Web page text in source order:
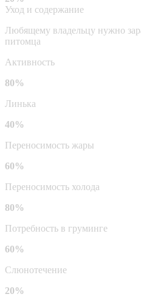
Уход и содержание
Любящему владельцу нужно
питомца
Активность
80%
Линька
40%
Переносимость жары
60%
Переносимость холода
80%
Потребность в груминге
60%
Слюнотечение
20%